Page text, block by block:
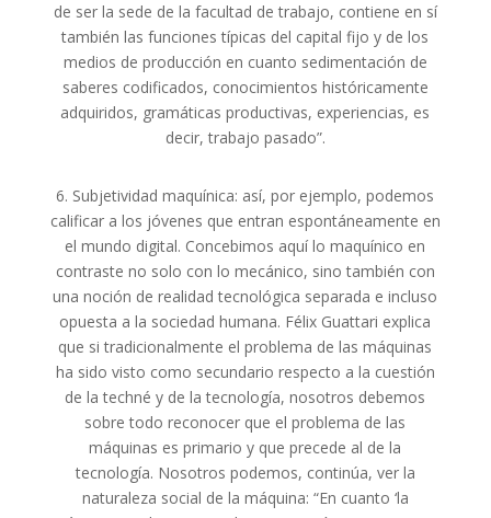
de ser la sede de la facultad de trabajo, contiene en sí
también las funciones típicas del capital fijo y de los
medios de producción en cuanto sedimentación de
saberes codificados, conocimientos históricamente
adquiridos, gramáticas productivas, experiencias, es
decir, trabajo pasado”.
6. Subjetividad maquínica: así, por ejemplo, podemos
calificar a los jóvenes que entran espontáneamente en
el mundo digital. Concebimos aquí lo maquínico en
contraste no solo con lo mecánico, sino también con
una noción de realidad tecnológica separada e incluso
opuesta a la sociedad humana. Félix Guattari explica
que si tradicionalmente el problema de las máquinas
ha sido visto como secundario respecto a la cuestión
de la techné y de la tecnología, nosotros debemos
sobre todo reconocer que el problema de las
máquinas es primario y que precede al de la
tecnología. Nosotros podemos, continúa, ver la
naturaleza social de la máquina: “En cuanto ‘la